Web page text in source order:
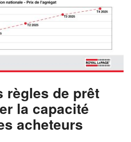
règles de prêt
la capacité
acheteurs